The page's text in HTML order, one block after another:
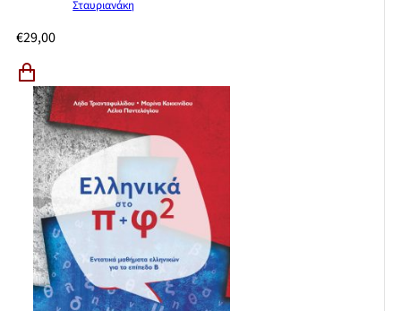
Σταυριανάκη
€29,00